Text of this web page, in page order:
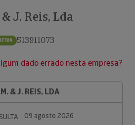
J. Reis, Lda
513911073
dado errado nesta empresa?
& J. REIS, LDA
09 agosto 2026